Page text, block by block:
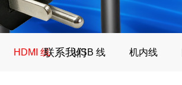
联系我们
HDMI 线 USB 线 机内线